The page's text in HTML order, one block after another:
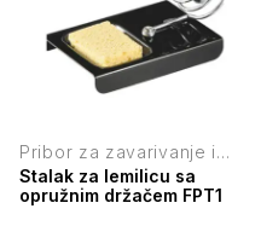
Pribor za zavarivanje i
lemljenje
Stalak za lemilicu sa
opružnim držačem FPT1